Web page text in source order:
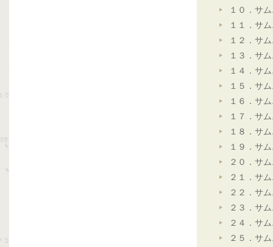
１０．サ
１１．サ
１２．サ
１３．サ
１４．サ
１５．サ
１６．サ
１７．サ
１８．サ
１９．サ
２０．サ
２１．サ
２２．サ
２３．サ
２４．サ
２５．サ